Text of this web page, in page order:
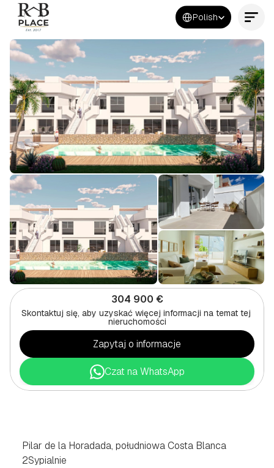
Select Language
Polish
Kontakt
304 900 €
Skontaktuj się, aby uzyskać więcej informacji na temat tej
nieruchomości
Zapytaj o informacje
Czat na WhatsApp
Pilar de la Horadada, południowa Costa Blanca
2Sypialnie